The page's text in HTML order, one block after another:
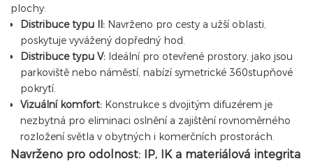
plochy:
Distribuce typu II: Navrženo pro cesty a užší oblasti,
poskytuje vyvážený dopředný hod.
Distribuce typu V: Ideální pro otevřené prostory, jako jsou
parkoviště nebo náměstí, nabízí symetrické 360stupňové
pokrytí.
Vizuální komfort: Konstrukce s dvojitým difuzérem je
nezbytná pro eliminaci oslnění a zajištění rovnoměrného
rozložení světla v obytných i komerčních prostorách.
Navrženo pro odolnost: IP, IK a materiálová integrita